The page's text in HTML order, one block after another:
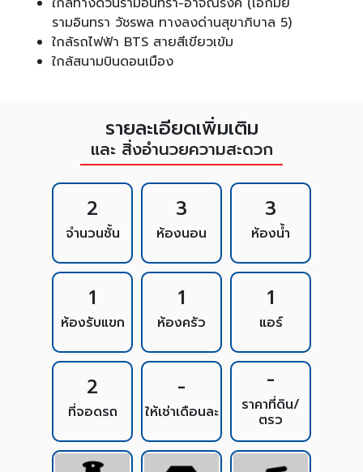
รามอินทรา วัชรพล ทางลงด่านสุขาภิบาล 5)
ใกล้รถไฟฟ้า BTS สายสีเขียวเข้ม
ใกล้สนามบินดอนเมือง
รายละเอียดเพิ่มเติม
และ สิ่งอำนวยความสะดวก
2
จำนวนชั้น
3
ห้องนอน
3
ห้องน้ำ
1
ห้องรับแขก
1
ห้องครัว
1
แอร์
2
ที่จอดรถ
-
ให้เช่าเดือนละ
-
ราคาที่ดิน/
ตรว